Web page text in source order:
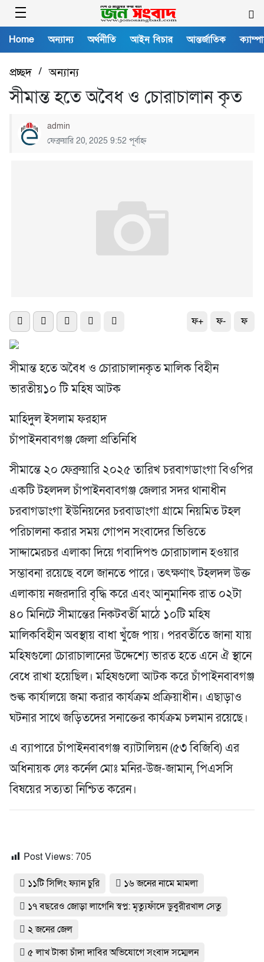
Home অন্যান্য অর্থনীতি আইন বিচার আন্তর্জাতিক
প্রচ্ছদ/অন্যান্য
সীমান্ত হতে অবৈধ ও চোরাচালান কৃত
admin
ফেব্রুয়ারি 20, 2025 9:52 পূর্বাহ্ন
ফ+ ফ- ফ
সীমান্ত হতে অবৈধ ও চোরাচালানকৃত মালিক বিহীন
ভারতীয়১০ টি মহিষ আটক
মাহিদুল ইসলাম ফরহাদ
চাঁপাইনবাবগঞ্জ জেলা প্রতিনিধি
সীমান্তে ২০ ফেব্রুয়ারি ২০২৫ তারিখ চরবাগডাংগা বিওপির
একটি টহলদল চাঁপাইনবাবগঞ্জ জেলার সদর থানাধীন
চরবাগডাংগা ইউনিয়নের চরবাডাংগা গ্রামে নিয়মিত টহল
পরিচালনা করার সময় গোপন সংবাদের ভিত্তিতে
সাদ্দামেরচর এলাকা দিয়ে গবাদিপশু চোরাচালান হওয়ার
সম্ভাবনা রয়েছে বলে জানতে পারে। তৎক্ষণাৎ টহলদল উক্ত
এলাকায় নজরদারি বৃদ্ধি করে এবং আনুমানিক রাত ০২টা
৪০ মিনিটে সীমান্তের নিকটবর্তী মাঠে ১০টি মহিষ
মালিকবিহীন অবস্থায় বাধা খুঁজে পায়। পরবর্তীতে জানা যায়
মহিষগুলো চোরাচালানের উদ্দেশ্যে ভারত হতে এনে ঐ স্থানে
বেধে রাখা হয়েছিল। মহিষগুলো আটক করে চাঁপাইনবাবগঞ্জ
শুল্ক কার্যালয়ে জমা করার কার্যক্রম প্রক্রিয়াধীন। এছাড়াও
ঘটনার সাথে জড়িতদের সনাক্তের কার্যক্রম চলমান রয়েছে।
এ ব্যাপারে চাঁপাইনবাবগঞ্জ ব্যাটালিয়ন (৫৩ বিজিবি) এর
অধিনায়ক লেঃ কর্নেল মোঃ মনির-উজ-জামান, পিএসসি
বিষয়ের সত্যতা নিশ্চিত করেন।
Post Views:705
১১টি সিলিং ফ্যান চুরি
১৬ জনের নামে মামলা
১৭ বছরেও জোড়া লাগেনি স্বপ্ন: মৃত্যুফাঁদে ডুবুরীরখাল সেতু
২ জনের জেল
৫ লাখ টাকা চাঁদা দাবির অভিযোগে সংবাদ সম্মেলন